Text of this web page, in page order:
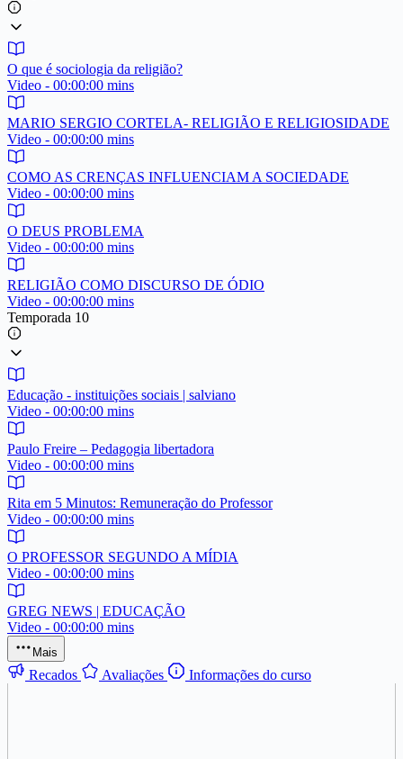
O que é sociologia da religião?
Video - 00:00:00 mins
MARIO SERGIO CORTELA- RELIGIÃO E RELIGIOSIDADE
Video - 00:00:00 mins
COMO AS CRENÇAS INFLUENCIAM A SOCIEDADE
Video - 00:00:00 mins
O DEUS PROBLEMA
Video - 00:00:00 mins
RELIGIÃO COMO DISCURSO DE ÓDIO
Video - 00:00:00 mins
Temporada 10
Educação - instituições sociais | salviano
Video - 00:00:00 mins
Paulo Freire – Pedagogia libertadora
Video - 00:00:00 mins
Rita em 5 Minutos: Remuneração do Professor
Video - 00:00:00 mins
O PROFESSOR SEGUNDO A MÍDIA
Video - 00:00:00 mins
GREG NEWS | EDUCAÇÃO
Video - 00:00:00 mins
Mais
Recados Avaliações Informações do curso